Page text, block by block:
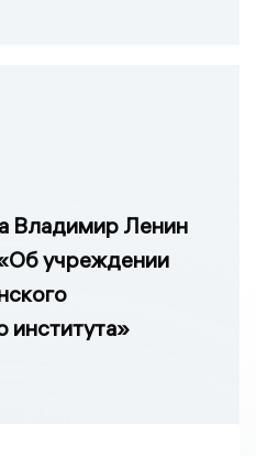
Владимир Ленин
учреждении
института»